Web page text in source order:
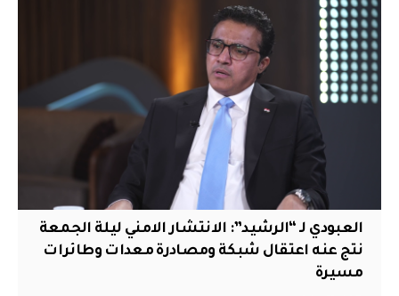
العبودي لـ “الرشيد”: الانتشار الامني ليلة الجمعة
نتج عنه اعتقال شبكة ومصادرة معدات وطائرات
مسيرة